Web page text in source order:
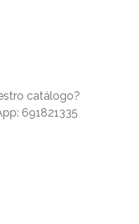
catálogo?
691821335